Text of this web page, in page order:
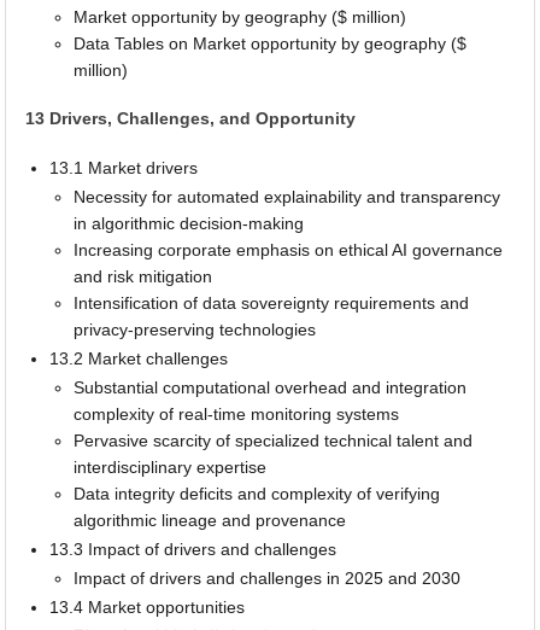
Market opportunity by geography ($ million)
Data Tables on Market opportunity by geography ($
million)
13 Drivers, Challenges, and Opportunity
13.1 Market drivers
Necessity for automated explainability and transparency
in algorithmic decision-making
Increasing corporate emphasis on ethical AI governance
and risk mitigation
Intensification of data sovereignty requirements and
privacy-preserving technologies
13.2 Market challenges
Substantial computational overhead and integration
complexity of real-time monitoring systems
Pervasive scarcity of specialized technical talent and
interdisciplinary expertise
Data integrity deficits and complexity of verifying
algorithmic lineage and provenance
13.3 Impact of drivers and challenges
Impact of drivers and challenges in 2025 and 2030
13.4 Market opportunities